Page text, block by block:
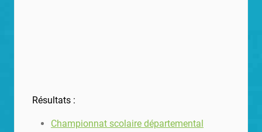
Résultats :
Championnat scolaire départemental